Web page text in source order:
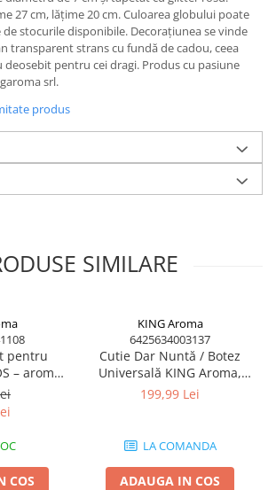
27 cm, lățime 20 cm. Culoarea globului poate
stocurile disponibile. Decorațiunea se vinde
transparent strans cu fundă de cadou, ceea
deosebit pentru cei dragi. Produs cu pasiune
srl.
produs
SIMILARE
pentru
– aroma
Mir și
ml
COS
KING Aroma
6425634003137
Cutie Dar Nuntă / Botez
Universală KING Aroma,
MDF 30 cm, Capac cu Fantă
199,99 Lei
LA COMANDA
ADAUGA IN COS